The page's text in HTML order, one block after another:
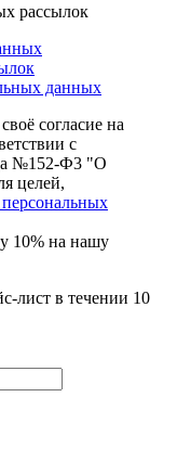
рассылок
данных
согласие на
с
№152-Ф3 "О
целей,
10% на нашу
лист в течении 10